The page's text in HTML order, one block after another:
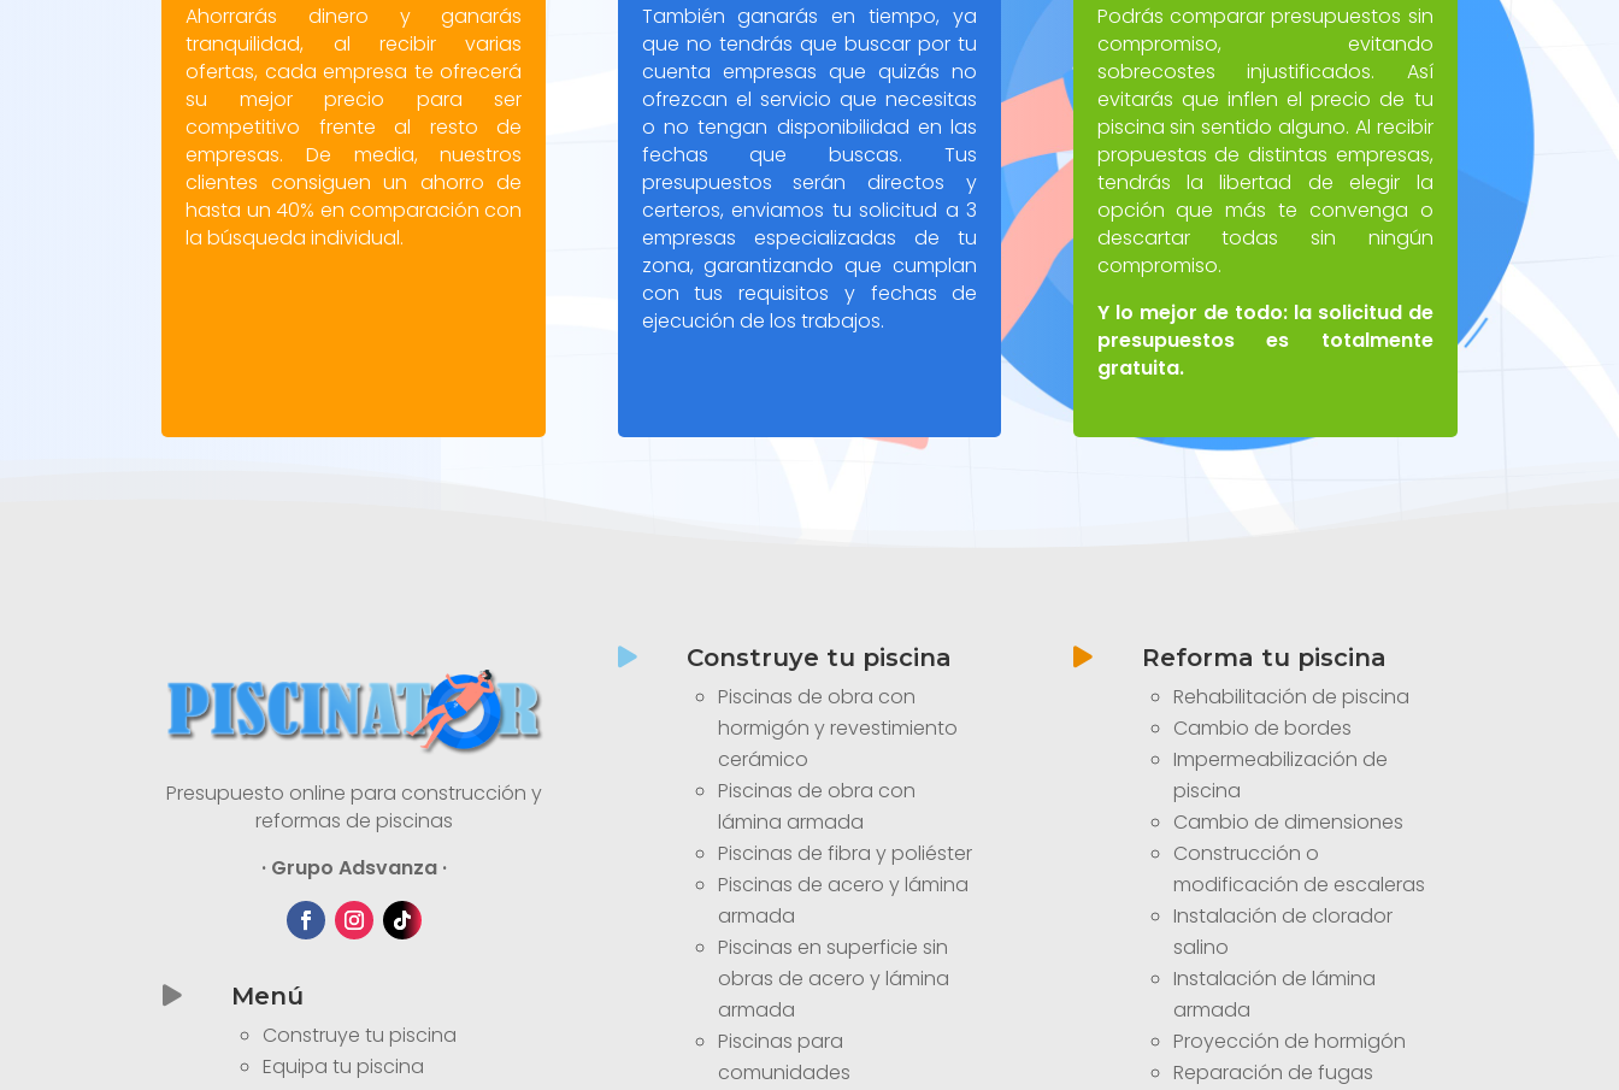
Ahorrarás dinero y ganarás
tranquilidad, al recibir varias
ofertas, cada empresa te ofrecerá
su mejor precio para ser
competitivo frente al resto de
empresas. De media, nuestros
clientes consiguen un ahorro de
hasta un 40% en comparación con
la búsqueda individual.
También ganarás en tiempo, ya
que no tendrás que buscar por tu
cuenta empresas que quizás no
ofrezcan el servicio que necesitas
o no tengan disponibilidad en las
fechas que buscas. Tus
presupuestos serán directos y
certeros, enviamos tu solicitud a 3
empresas especializadas de tu
zona, garantizando que cumplan
con tus requisitos y fechas de
ejecución de los trabajos.
Podrás comparar presupuestos sin
compromiso, evitando
sobrecostes injustificados. Así
evitarás que inflen el precio de tu
piscina sin sentido alguno. Al recibir
propuestas de distintas empresas,
tendrás la libertad de elegir la
opción que más te convenga o
descartar todas sin ningún
compromiso.
Y lo mejor de todo: la solicitud de
presupuestos es totalmente
gratuita.
Presupuesto online para construcción y
reformas de piscinas
· Grupo Adsvanza ·
 Menú
Construye tu piscina
Equipa tu piscina
 Construye tu piscina
Piscinas de obra con
hormigón y revestimiento
cerámico
Piscinas de obra con
lámina armada
Piscinas de fibra y poliéster
Piscinas de acero y lámina
armada
Piscinas en superficie sin
obras de acero y lámina
armada
Piscinas para
comunidades
 Reforma tu piscina
Rehabilitación de piscina
Cambio de bordes
Impermeabilización de
piscina
Cambio de dimensiones
Construcción o
modificación de escaleras
Instalación de clorador
salino
Instalación de lámina
armada
Proyección de hormigón
Reparación de fugas